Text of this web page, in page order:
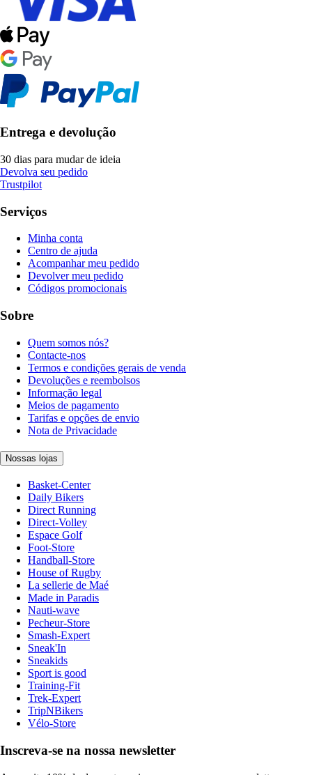
Entrega e devolução
30 dias para mudar de ideia
Devolva seu pedido
Trustpilot
Serviços
Minha conta
Centro de ajuda
Acompanhar meu pedido
Devolver meu pedido
Códigos promocionais
Sobre
Quem somos nós?
Contacte-nos
Termos e condições gerais de venda
Devoluções e reembolsos
Informação legal
Meios de pagamento
Tarifas e opções de envio
Nota de Privacidade
Nossas lojas
Basket-Center
Daily Bikers
Direct Running
Direct-Volley
Espace Golf
Foot-Store
Handball-Store
House of Rugby
La sellerie de Maé
Made in Paradis
Nauti-wave
Pecheur-Store
Smash-Expert
Sneak'In
Sneakids
Sport is good
Training-Fit
Trek-Expert
TripNBikers
Vélo-Store
Inscreva-se na nossa newsletter